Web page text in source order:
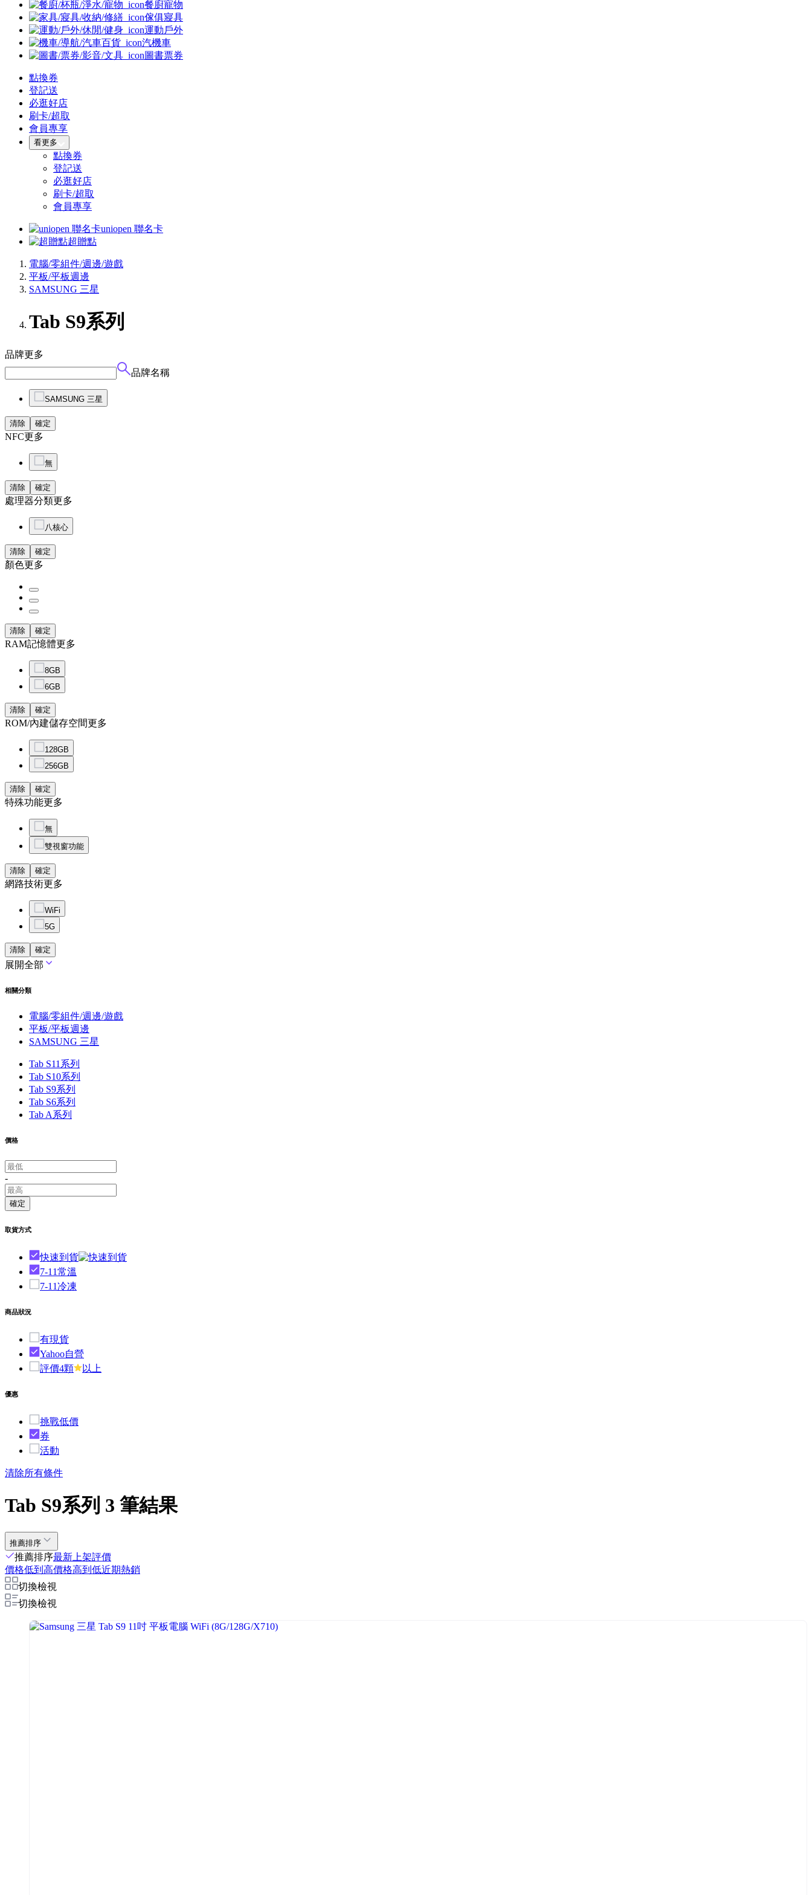
餐廚寵物
傢俱寢具
運動戶外
汽機車
圖書票券
點換券
登記送
必逛好店
刷卡/超取
會員專享
看更多
點換券
登記送
必逛好店
刷卡/超取
會員專享
uniopen 聯名卡
超贈點
電腦/零組件/週邊/遊戲
平板/平板週邊
SAMSUNG 三星
Tab S9系列
品牌更多
品牌名稱
SAMSUNG 三星
清除 確定
NFC更多
無
清除 確定
處理器分類更多
八核心
清除 確定
顏色更多
清除 確定
RAM記憶體更多
8GB
6GB
清除 確定
ROM/內建儲存空間更多
128GB
256GB
清除 確定
特殊功能更多
無
雙視窗功能
清除 確定
網路技術更多
WiFi
5G
清除 確定
展開全部
相關分類
電腦/零組件/週邊/遊戲
平板/平板週邊
SAMSUNG 三星
Tab S11系列
Tab S10系列
Tab S9系列
Tab S6系列
Tab A系列
價格
-
確定
取貨方式
快速到貨
7-11常溫
7-11冷凍
商品狀況
有現貨
Yahoo自營
評價4顆
以上
優惠
挑戰低價
券
活動
清除所有條件
Tab S9系列 3 筆結果
推薦排序
推薦排序最新上架評價
價格低到高價格高到低近期熱銷
切換檢視
切換檢視